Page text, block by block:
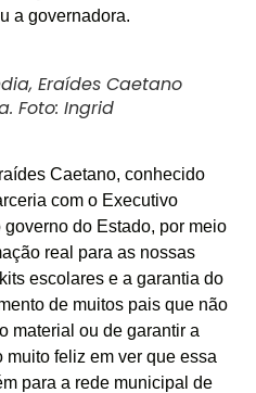
a governadora.
Eraídes Caetano
Foto: Ingrid
Caetano, conhecido
com o Executivo
governo do Estado, por meio
real para as nossas
escolares e a garantia do
de muitos pais que não
material ou de garantir a
feliz em ver que essa
para a rede municipal de